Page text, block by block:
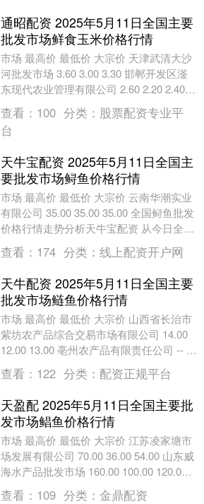
通昭配资 2025年5月11日全国主要
批发市场鲜食玉米价格行情
市场 最高价 最低价 大宗价 天津武清大沙
河批发市场 3.60 3.00 3.30 邯郸开发区滏
东现代农业管理有限公司 2.60 2.20 2.40
杭州农副产....
查看： 100 分类： 股票配资专业平
台
天牛宝配资 2025年5月11日全国主
要批发市场鲟鱼价格行情
市场 最高价 最低价 大宗价 云南华潮实业
有限公司 35.00 35.00 35.00 全国鲟鱼批发
价格行情走势分析天牛宝配资 从今日全国
鲟鱼批发市场价格上来看....
查看： 174 分类： 线上配资开户网
天牛配资 2025年5月11日全国主要
批发市场鲢鱼价格行情
市场 最高价 最低价 大宗价 山西省长治市
紫坊农产品综合交易市场有限公司 14.00
12.00 13.00 亳州农产品有限责任公司 -- --
12.00 全....
查看： 122 分类： 配资正规平台
天盈配 2025年5月11日全国主要批
发市场鲳鱼价格行情
市场 最高价 最低价 大宗价 江苏凌家塘市
场发展有限公司 70.00 36.00 54.00 山东威
海水产品批发市场 160.00 100.00 120.00
....
查看： 109 分类： 金鼎配资